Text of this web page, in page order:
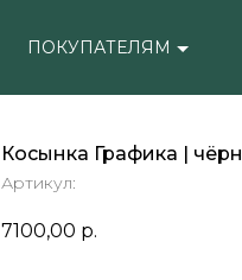
ПОКУПАТЕЛЯМ
Косынка Графика |
Артикул:
7100,00 р.